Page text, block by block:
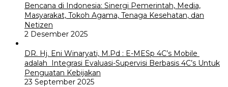
Bencana di Indonesia: Sinergi Pemerintah, Media,
Masyarakat, Tokoh Agama, Tenaga Kesehatan, dan
Netizen
2 Desember 2025
DR. Hj. Eni Winaryati, M.Pd : E-MESp 4C’s Mobile
adalah Integrasi Evaluasi-Supervisi Berbasis 4C’s Untuk
Penguatan Kebijakan
23 September 2025